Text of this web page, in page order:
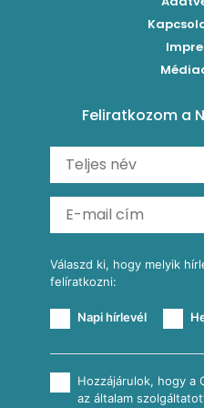
Carbonara
Szaftos paprikás csirke
Shakshuka
Ratatouille
Kukoricás-újhagymás
Mexikói húsleves kukorica
Almás-kéksajtos
Köretek
Reggeli receptek
Feliratkozom a
Válaszd ki, hogy melyik
felíratkozni:
Napi hírlevél
Hozzájárulok, hogy a
az általam